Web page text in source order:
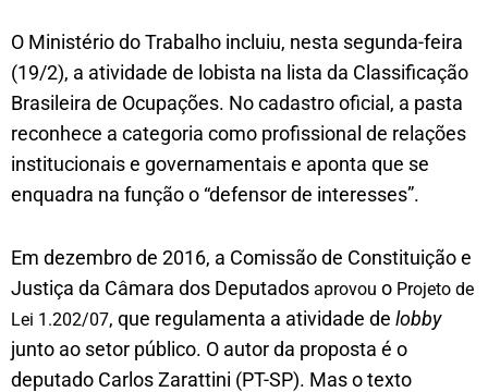
O Ministério do Trabalho incluiu, nesta segunda-feira
(19/2), a atividade de lobista na lista da Classificação
Brasileira de Ocupações. No cadastro oficial, a pasta
reconhece a categoria como profissional de relações
institucionais e governamentais e aponta que se
enquadra na função o “defensor de interesses”.
Em dezembro de 2016, a Comissão de Constituição e
Justiça da Câmara dos Deputados aprovou o Projeto de
Lei 1.202/07, que regulamenta a atividade de lobby
junto ao setor público. O autor da proposta é o
deputado Carlos Zarattini (PT-SP). Mas o texto